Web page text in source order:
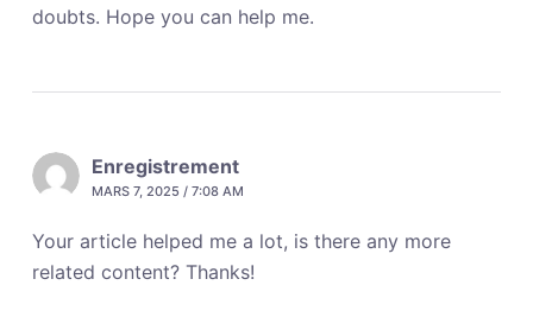
doubts. Hope you can help me.
Enregistrement
MARS 7, 2025 / 7:08 AM
Your article helped me a lot, is there any more
related content? Thanks!